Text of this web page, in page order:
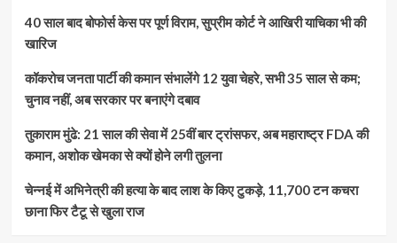
40 साल बाद बोफोर्स केस पर पूर्ण विराम, सुप्रीम कोर्ट ने आखिरी याचिका भी की
खारिज
कॉकरोच जनता पार्टी की कमान संभालेंगे 12 युवा चेहरे, सभी 35 साल से कम;
चुनाव नहीं, अब सरकार पर बनाएंगे दबाव
तुकाराम मुंढे: 21 साल की सेवा में 25वीं बार ट्रांसफर, अब महाराष्ट्र FDA की
कमान, अशोक खेमका से क्यों होने लगी तुलना
चेन्नई में अभिनेत्री की हत्या के बाद लाश के किए टुकड़े, 11,700 टन कचरा
छाना फिर टैटू से खुला राज